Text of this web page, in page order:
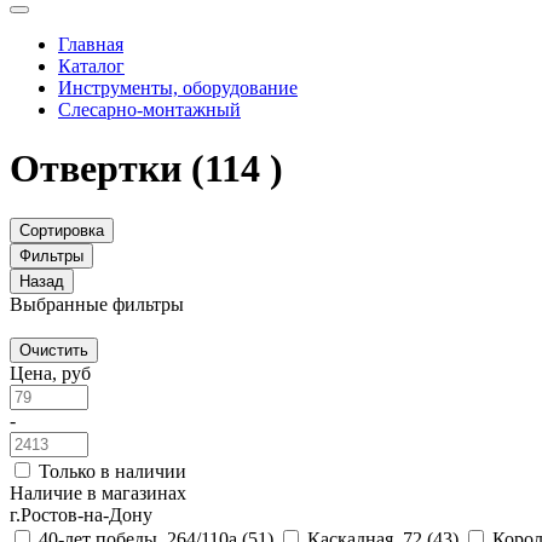
Главная
Каталог
Инструменты, оборудование
Слесарно-монтажный
Отвертки (114 )
Сортировка
Фильтры
Назад
Выбранные фильтры
Очистить
Цена, руб
-
Только в наличии
Наличие в магазинах
г.Ростов-на-Дону